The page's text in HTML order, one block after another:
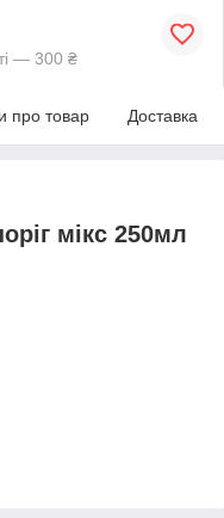
— 300 ₴
про товар Доставка
мікс 250мл